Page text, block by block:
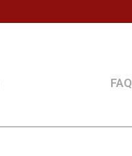
FAQ